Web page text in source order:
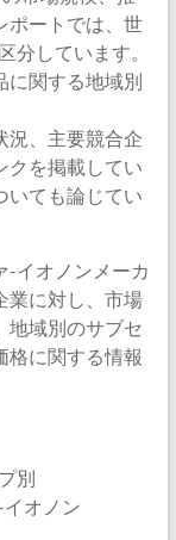
ポートでは、世
分しています。
に関する地域別
況、主要競合企
クを掲載してい
いても論じてい
-イオノンメーカ
業に対し、市場
地域別のサブセ
格に関する情報
別
オノン